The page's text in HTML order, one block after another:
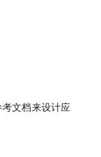
文档来设计应